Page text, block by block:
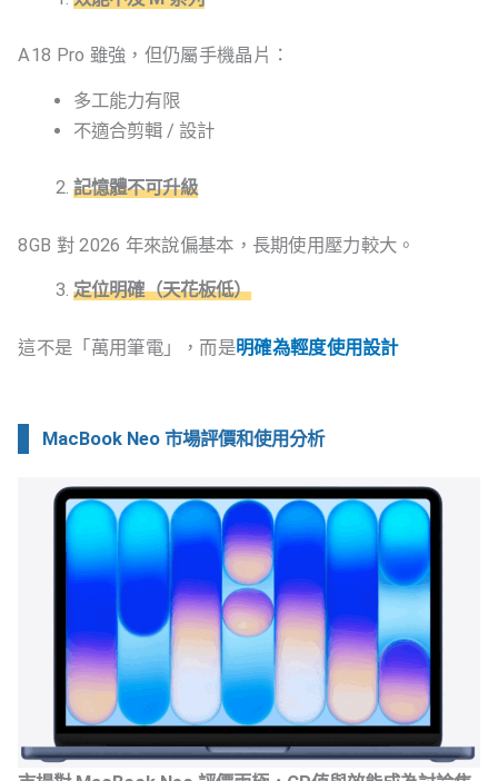
A18 Pro 雖強，但仍屬手機晶片：
多工能力有限
不適合剪輯 / 設計
記憶體不可升級
8GB 對 2026 年來說偏基本，長期使用壓力較大。
定位明確（天花板低）
這不是「萬用筆電」，而是明確為輕度使用設計
MacBook Neo 市場評價和使用分析